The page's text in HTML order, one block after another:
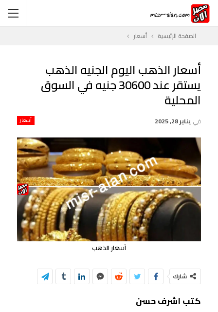
الصفحة الرئيسية أسعار
أسعار الذهب اليوم الجنيه الذهب
يستقر عند 30600 جنيه في السوق
المحلية
أسعار في يناير 28, 2025
أسعار الذهب
شارك
كتب اشرف حسن